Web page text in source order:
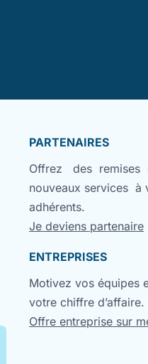
PARTENAIRES
Offrez des remises
nouveaux services à
adhérents.
Je deviens partenaire
ENTREPRISES
Motivez vos équipes
votre chiffre d’affaire.
Offre entreprise sur